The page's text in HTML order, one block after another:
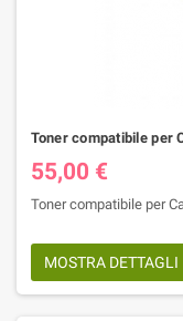
Toner compatibile per
55,00 €
Toner compatibile per
MOSTRA DETTAGLI